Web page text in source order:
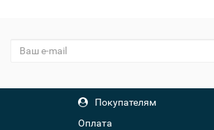
Покупателям
Оплата